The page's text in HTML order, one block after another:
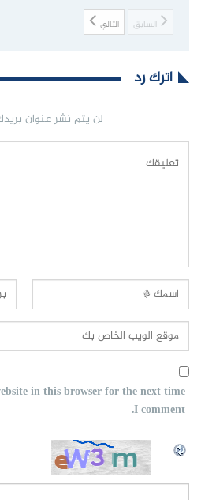
السابق التالي
اترك رد
لن يتم نشر عنوان
in this browser for the next time
I comment.